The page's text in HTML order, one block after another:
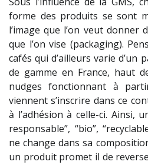
forme des produits se sont
l’image que l’on veut
que l’on vise (packaging).
cafés qui d’ailleurs varie d’un
de gamme en France, haut
nudges fonctionnant à
viennent s’inscrire dans ce
à l’adhésion à celle-ci. Ainsi,
responsable”, “bio”,
ne change dans sa
un produit promet il de